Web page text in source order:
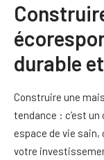
durable
Construire une
tendance : c’est
espace de vie
votre